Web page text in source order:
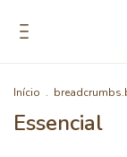
Início .
Essencial